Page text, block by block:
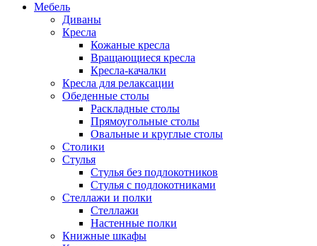
Мебель
Диваны
Кресла
Кожаные кресла
Вращающиеся кресла
Кресла-качалки
Кресла для релаксации
Обеденные столы
Раскладные столы
Прямоугольные столы
Овальные и круглые столы
Столики
Стулья
Стулья без подлокотников
Стулья с подлокотниками
Стеллажи и полки
Стеллажи
Настенные полки
Книжные шкафы